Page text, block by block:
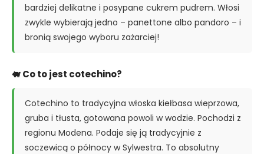
bardziej delikatne i posypane cukrem pudrem. Włosi
zwykle wybierają jedno – panettone albo pandoro – i
bronią swojego wyboru zażarciej!
🐖 Co to jest cotechino?
Cotechino to tradycyjna włoska kiełbasa wieprzowa,
gruba i tłusta, gotowana powoli w wodzie. Pochodzi z
regionu Modena. Podaje się ją tradycyjnie z
soczewicą o północy w Sylwestra. To absolutny